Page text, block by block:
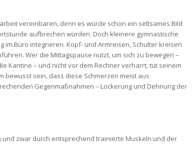
vereinbaren, denn es würde schon ein seltsames Bild
aufbrechen würden. Doch kleinere gymnastische
Büro integrieren. Kopf- und Armreisen, Schulter kreisen
Wer die Mittagspause nutzt, um sich zu bewegen –
Kantine – und nicht vor dem Rechner verharrt, tut seinem
bewusst sein, dass diese Schmerzen meist aus
Gegenmaßnahmen – Lockerung und Dehnung der
zwar durch entsprechend trainierte Muskeln und der